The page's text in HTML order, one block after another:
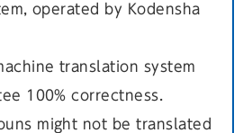
ウクライナ軍事侵
operated by Kodensha
translation system
100% correctness.
might not be translated